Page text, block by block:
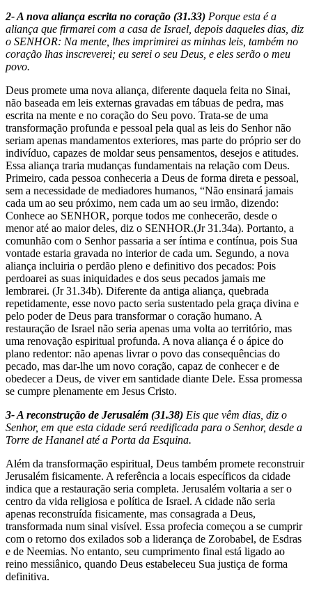
2- A nova aliança escrita no coração (31.33) Porque esta é a
aliança que firmarei com a casa de Israel, depois daqueles dias, diz
o SENHOR: Na mente, lhes imprimirei as minhas leis, também no
coração lhas inscreverei; eu serei o seu Deus, e eles serão o meu
povo.
Deus promete uma nova aliança, diferente daquela feita no Sinai,
não baseada em leis externas gravadas em tábuas de pedra, mas
escrita na mente e no coração do Seu povo. Trata-se de uma
transformação profunda e pessoal pela qual as leis do Senhor não
seriam apenas mandamentos exteriores, mas parte do próprio ser do
indivíduo, capazes de moldar seus pensamentos, desejos e atitudes.
Essa aliança traria mudanças fundamentais na relação com Deus.
Primeiro, cada pessoa conheceria a Deus de forma direta e pessoal,
sem a necessidade de mediadores humanos, “Não ensinará jamais
cada um ao seu próximo, nem cada um ao seu irmão, dizendo:
Conhece ao SENHOR, porque todos me conhecerão, desde o
menor até ao maior deles, diz o SENHOR.(Jr 31.34a). Portanto, a
comunhão com o Senhor passaria a ser íntima e contínua, pois Sua
vontade estaria gravada no interior de cada um. Segundo, a nova
aliança incluiria o perdão pleno e definitivo dos pecados: Pois
perdoarei as suas iniquidades e dos seus pecados jamais me
lembrarei. (Jr 31.34b). Diferente da antiga aliança, quebrada
repetidamente, esse novo pacto seria sustentado pela graça divina e
pelo poder de Deus para transformar o coração humano. A
restauração de Israel não seria apenas uma volta ao território, mas
uma renovação espiritual profunda. A nova aliança é o ápice do
plano redentor: não apenas livrar o povo das consequências do
pecado, mas dar-lhe um novo coração, capaz de conhecer e de
obedecer a Deus, de viver em santidade diante Dele. Essa promessa
se cumpre plenamente em Jesus Cristo.
3- A reconstrução de Jerusalém (31.38) Eis que vêm dias, diz o
Senhor, em que esta cidade será reedificada para o Senhor, desde a
Torre de Hananel até a Porta da Esquina.
Além da transformação espiritual, Deus também promete reconstruir
Jerusalém fisicamente. A referência a locais específicos da cidade
indica que a restauração seria completa. Jerusalém voltaria a ser o
centro da vida religiosa e política de Israel. A cidade não seria
apenas reconstruída fisicamente, mas consagrada a Deus,
transformada num sinal visível. Essa profecia começou a se cumprir
com o retorno dos exilados sob a liderança de Zorobabel, de Esdras
e de Neemias. No entanto, seu cumprimento final está ligado ao
reino messiânico, quando Deus estabeleceu Sua justiça de forma
definitiva.